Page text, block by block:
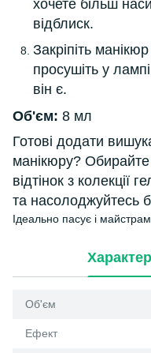
хочете більш
відблиск.
Закріпіть
просушіть у
він є.
Об'єм: 8 мл
Готові додати
манікюру?
відтінок з колекції
та насолоджуйтесь
Ідеально пасує і
Об'єм
Ефект